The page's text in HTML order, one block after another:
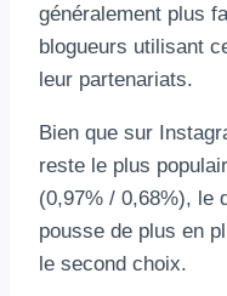
généralement plus
blogueurs utilisant
leur partenariats.
Bien que sur
reste le plus
(0,97% / 0,68%), le
pousse de plus en
le second choix.